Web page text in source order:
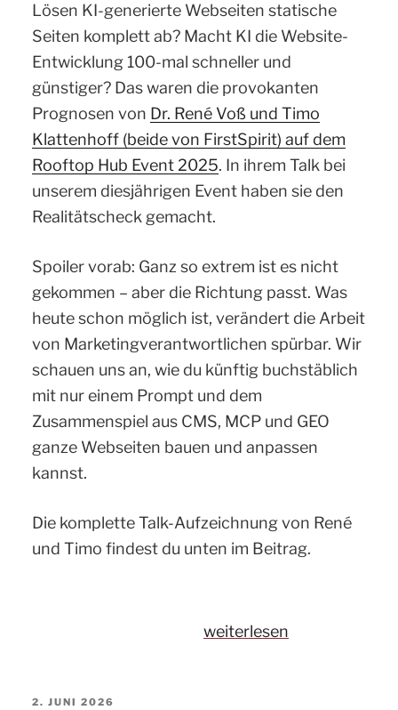
Lösen KI-generierte Webseiten statische
Seiten komplett ab? Macht KI die Website-
Entwicklung 100-mal schneller und
günstiger? Das waren die provokanten
Prognosen von Dr. René Voß und Timo
Klattenhoff (beide von FirstSpirit) auf dem
Rooftop Hub Event 2025. In ihrem Talk bei
unserem diesjährigen Event haben sie den
Realitätscheck gemacht.
Spoiler vorab: Ganz so extrem ist es nicht
gekommen – aber die Richtung passt. Was
heute schon möglich ist, verändert die Arbeit
von Marketingverantwortlichen spürbar. Wir
schauen uns an, wie du künftig buchstäblich
mit nur einem Prompt und dem
Zusammenspiel aus CMS, MCP und GEO
ganze Webseiten bauen und anpassen
kannst.
Die komplette Talk-Aufzeichnung von René
und Timo findest du unten im Beitrag.
„Mit
weiterlesen
VERÖFFENTLICHT
2. JUNI 2026